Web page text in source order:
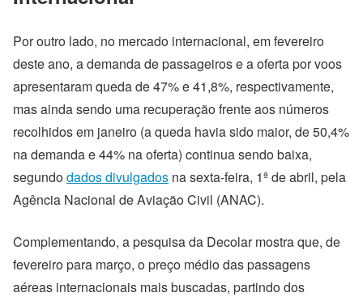
Por outro lado, no mercado internacional, em fevereiro
deste ano, a demanda de passageiros e a oferta por voos
apresentaram queda de 47% e 41,8%, respectivamente,
mas ainda sendo uma recuperação frente aos números
recolhidos em janeiro (a queda havia sido maior, de 50,4%
na demanda e 44% na oferta) continua sendo baixa,
segundodados divulgados na sexta-feira, 1ª de abril, pela
Agência Nacional de Aviação Civil (ANAC).
Complementando, a pesquisa da Decolar mostra que, de
fevereiro para março, o preço médio das passagens
aéreas internacionais mais buscadas, partindo dos